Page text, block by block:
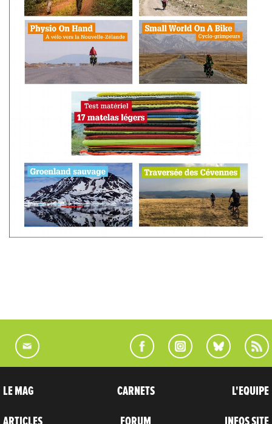
LE MAG CARNETS L'EQUIPE